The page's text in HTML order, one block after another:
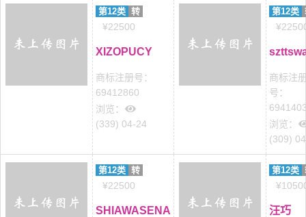
第12类 转
¥22500
XIZOPUCY
商标注册号：
69412860
浏览：
(339) 04-24
第12类
商标注
号：
浏览：
(309)
第12类 转
¥22500
SHIAWASENA
第12类
汪巧